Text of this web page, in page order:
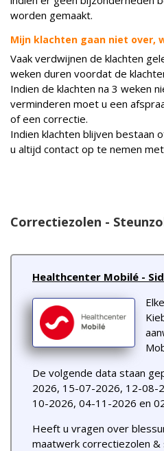
worden gemaakt.
Mijn klachten gaan niet over,
Vaak verdwijnen de klachten
weken duren voordat de
Indien de klachten na 3 weken
verminderen moet u een
of een correctie.
Indien klachten blijven bestaan
u altijd contact op te nemen
Correctiezolen -
Healthcenter Mobilé -
De volgende data staan
2026, 15-07-2026, 12-08-
10-2026, 04-11-2026 en
Heeft u vragen over
maatwerk correctiezolen &